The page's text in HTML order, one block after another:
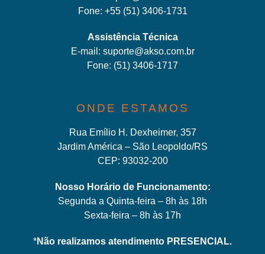
Fone: +55 (51) 3406-1731
Assistência Técnica
E-mail: suporte@akso.com.br
Fone: (51) 3406-1717
ONDE ESTAMOS
Rua Emílio H. Dexheimer, 357
Jardim América – São Leopoldo/RS
CEP: 93032-200
Nosso Horário de Funcionamento:
Segunda a Quinta-feira – 8h às 18h
Sexta-feira – 8h às 17h
*Não realizamos atendimento PRESENCIAL.